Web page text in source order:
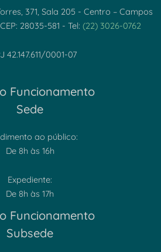
371, Sala 205 - Centro – Campos
28035-581 - Tel: (22) 3026-0762
42.147.611/0001-07
Funcionamento
Sede
ao público:
De 8h às 16h
Expediente:
De 8h às 17h
Funcionamento
Subsede